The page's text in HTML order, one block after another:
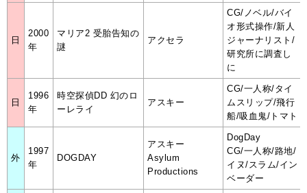
日
2000
年
マリア2 受胎告知の
謎
アクセラ
CG/ノベル/バイ
オ形式操作/新人
ジャーナリスト/
研究所に調査し
に
日
1996
年
時空探偵DD 幻のロ
ーレライ
アスキー
CG/一人称/タイ
ムスリップ/飛行
船/吸血鬼/トマト
外
1997
年
DOGDAY
アスキー
Asylum
Productions
DogDay
CG/一人称/路地/
イヌ/スラム/イン
ベーダー